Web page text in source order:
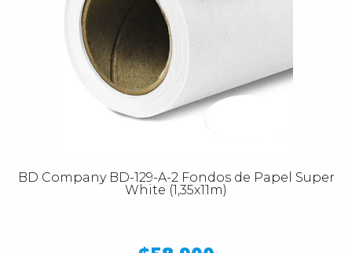
BD Company BD-129-A-2 Fondos de Papel Super
White (1,35x11m)